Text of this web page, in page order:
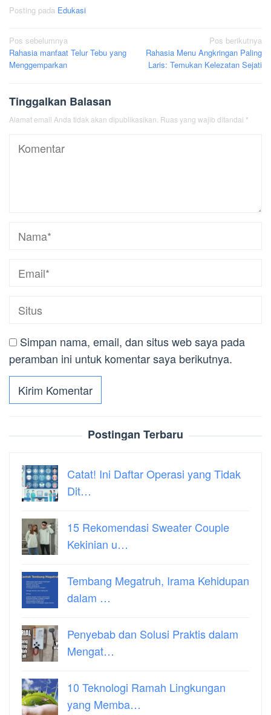
Posting pada Edukasi
Navigasi
pos
Pos sebelumnya
Rahasia manfaat Telur Tebu yang
Menggemparkan
Pos berikutnya
Rahasia Menu Angkringan Paling
Laris: Temukan Kelezatan Sejati
Tinggalkan Balasan
Alamat email Anda tidak akan dipublikasikan. Ruas yang wajib ditandai *
Simpan nama, email, dan situs web saya pada
peramban ini untuk komentar saya berikutnya.
Postingan Terbaru
Catat! Ini Daftar Operasi yang Tidak
Dit…
15 Rekomendasi Sweater Couple
Kekinian u…
Tembang Megatruh, Irama Kehidupan
dalam …
Penyebab dan Solusi Praktis dalam
Mengat…
10 Teknologi Ramah Lingkungan
yang Memba…